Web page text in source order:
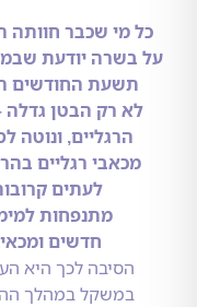
שכבר חוותה הריון
יודעת שבמהלך
החודשים האלו
רק הבטן גדלה – גם
ונוטה לסבול
רגליים בהריון –
לעתים קרובות הן
מתנפחות למימדים
חדשים ומכאיבים.
לכך היא העלייה
במהלך ההריון,